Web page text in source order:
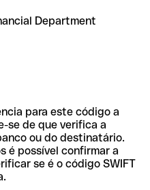
Department
para este código a
se de que verifica a
ou do destinatário.
é possível confirmar a
se é o código SWIFT